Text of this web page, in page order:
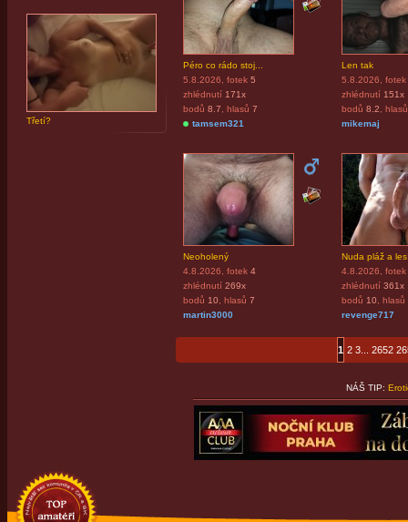
Třetí?
Péro co rádo stoj...
5.8.2026 , fotek 5
zhlédnutí 171x
bodů 8.7 , hlasů 7
tamsem321
Len tak
5.8.2026 , fotek
zhlédnutí 151x
bodů 8.2 , hlasů
mikemaj
Neoholený
4.8.2026 , fotek 4
zhlédnutí 269x
bodů 10, hlasů 7
martin3000
Nuda pláž a
4.8.2026 , fotek
zhlédnutí 361x
bodů 10, hlasů
revenge717
1 2 3 2652
NÁŠ TIP: